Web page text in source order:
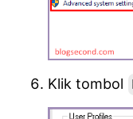
Klik tombol